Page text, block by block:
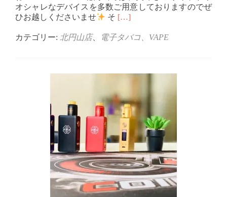
オシャレなデバイスを多数ご用意しておりますのでぜ
ひお越しくださいませ
そ Read
about
[…]
カテゴリー: 北円山店、 電子タバコ、VAPE